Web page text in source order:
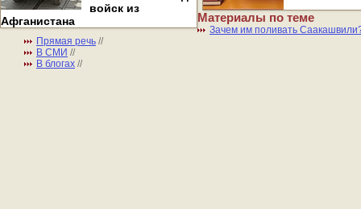
войск из
Афганистана
Материалы по теме
Зачем им поливать
Прямая речь //
В СМИ //
В блогах //